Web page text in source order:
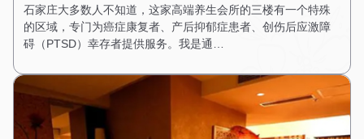
石家庄大多数人不知道，这家高端养生会所的三楼有一个特殊
的区域，专门为癌症康复者、产后抑郁症患者、创伤后应激障
碍（PTSD）幸存者提供服务。我是通…